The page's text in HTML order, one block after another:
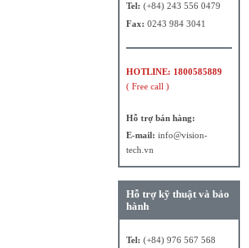
Tel: (+84) 243 556 0479
Fax: 0243 984 3041
HOTLINE: 1800585889
( Free call )
Hỗ trợ bán hàng:
E-mail: info@vision-
tech.vn
Hỗ trợ kỹ thuật và bảo
hành
Tel: (+84) 976 567 568